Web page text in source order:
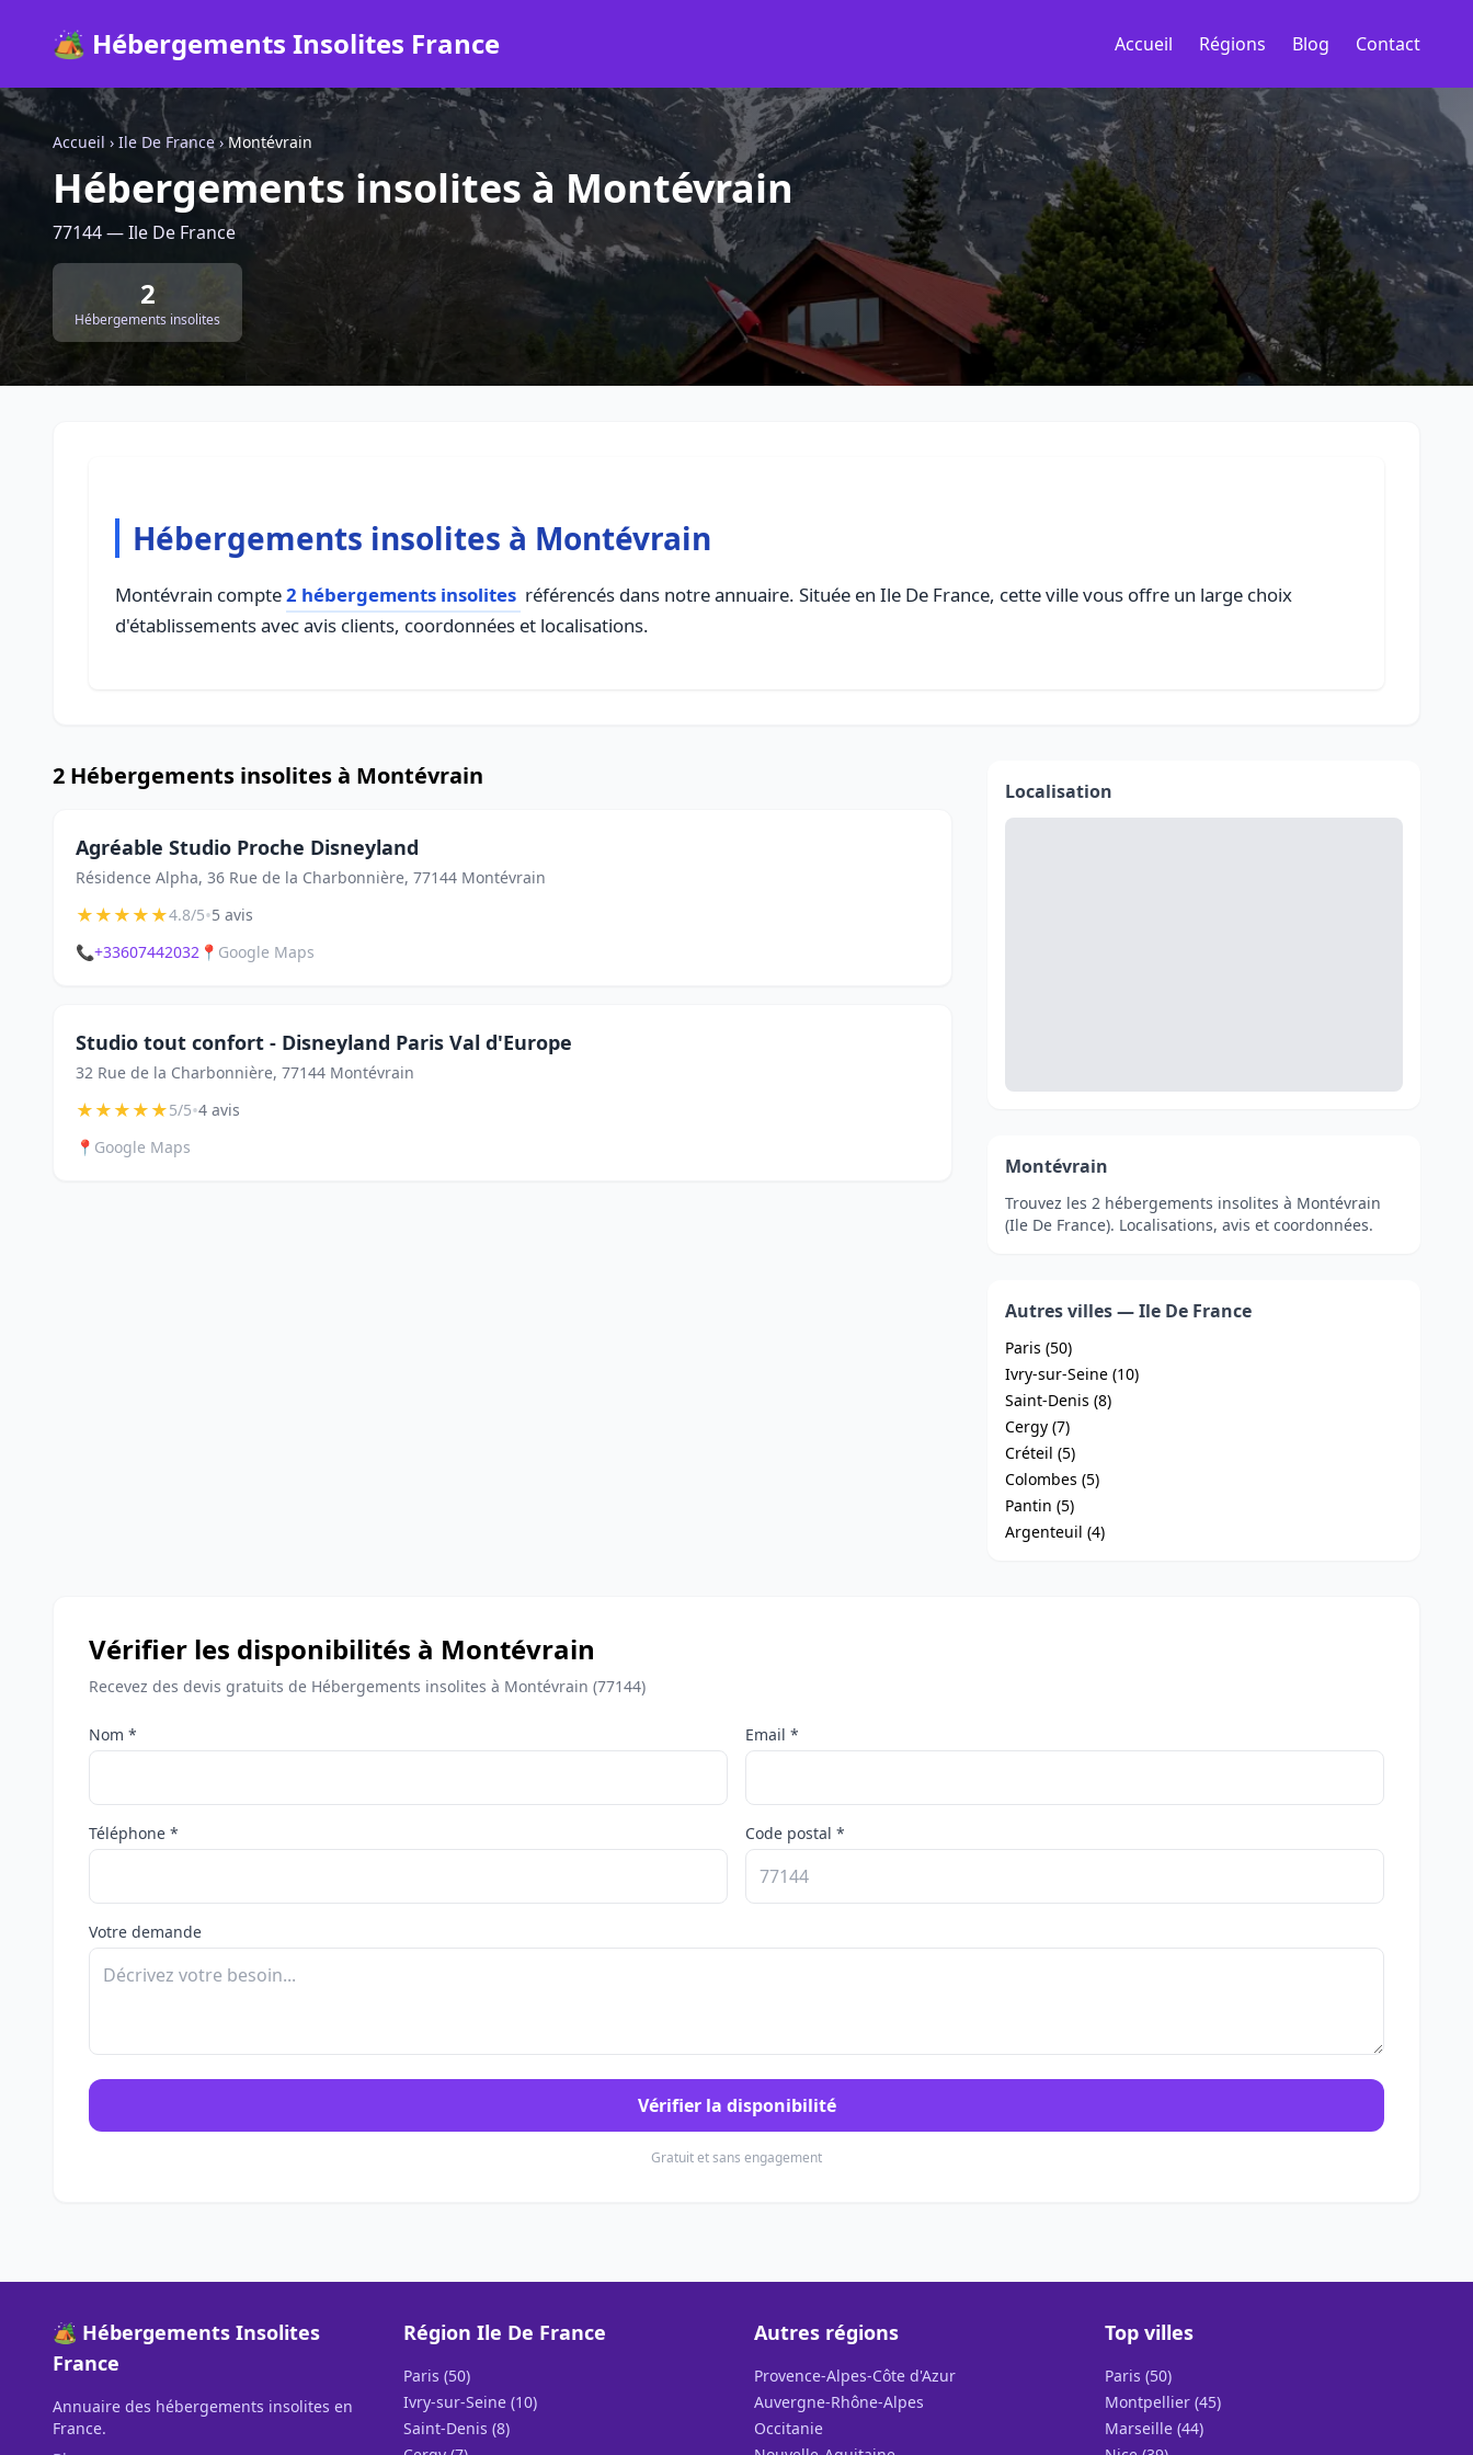
🏕️ Hébergements Insolites France Accueil Régions Blog Contact
Accueil › Ile De France›Montévrain
Hébergements insolites à Montévrain
77144 — Ile De France
2
Hébergements insolites
Hébergements insolites à Montévrain
Montévrain compte2 hébergements insolites référencés dans notre annuaire. Située en Ile De France, cette ville vous offre un large choix
d'établissements avec avis clients, coordonnées et localisations.
2 Hébergements insolites à Montévrain
Agréable Studio Proche Disneyland
Résidence Alpha, 36 Rue de la Charbonnière, 77144 Montévrain
★★★★★4.8/5•5 avis
📞+33607442032 📍 Google Maps
Studio tout confort - Disneyland Paris Val d'Europe
32 Rue de la Charbonnière, 77144 Montévrain
★★★★★5/5•4 avis
📍 Google Maps
Localisation
Montévrain
Trouvez les 2 hébergements insolites à Montévrain
(Ile De France). Localisations, avis et coordonnées.
Autres villes — Ile De France
Paris (50)
Ivry-sur-Seine (10)
Saint-Denis (8)
Cergy (7)
Créteil (5)
Colombes (5)
Pantin (5)
Argenteuil (4)
Vérifier les disponibilités à Montévrain
Recevez des devis gratuits de Hébergements insolites à Montévrain (77144)
Nom * Email *
Téléphone * Code postal *
Votre demande
Vérifier la disponibilité
Gratuit et sans engagement
🏕️ Hébergements Insolites
France
Annuaire des hébergements insolites en
France.
Région Ile De France
Paris (50)
Ivry-sur-Seine (10)
Saint-Denis (8)
Autres régions
Provence-Alpes-Côte d'Azur
Auvergne-Rhône-Alpes
Occitanie
Top villes
Paris (50)
Montpellier (45)
Marseille (44)